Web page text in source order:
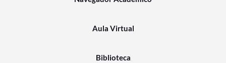
Aula Virtual
Biblioteca